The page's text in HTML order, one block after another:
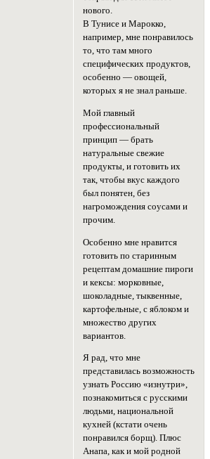
нового.
В Тунисе и Марокко,
например, мне понравилось
то, что там много
специфических продуктов,
особенно — овощей,
которых я не знал раньше.
Мой главный
профессиональный
принцип — брать
натуральные свежие
продукты, и готовить их
так, чтобы вкус каждого
был понятен, без
нагромождения соусами и
прочим.
Особенно мне нравится
готовить по старинным
рецептам домашние пироги
и кексы: морковные,
шоколадные, тыквенные,
картофельные, с яблоком и
множество других
вариантов.
Я рад, что мне
представилась возможность
узнать Россию «изнутри»,
познакомиться с русскими
людьми, национальной
кухней (кстати очень
понравился борщ). Плюс
Анапа, как и мой родной